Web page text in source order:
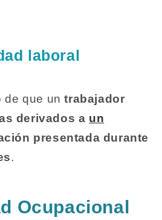
laboral
de que un trabajador
derivados a un
presentada durante
.
Ocupacional